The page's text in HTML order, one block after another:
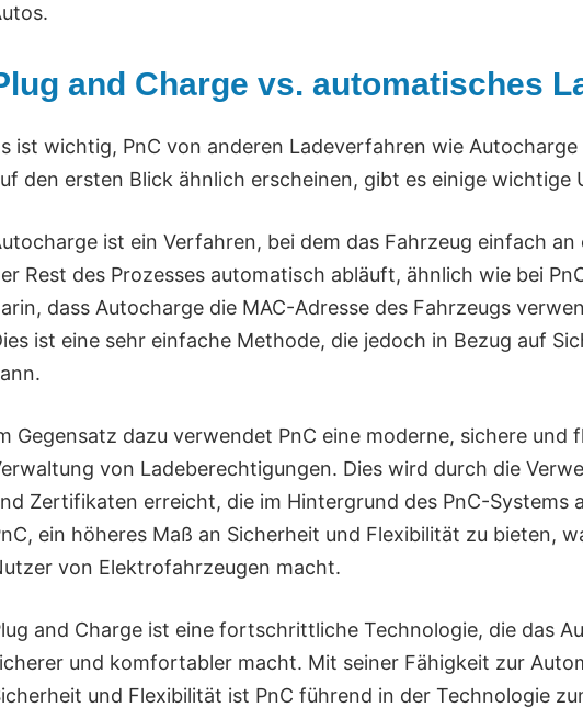
and Charge vs. automatisches
ist wichtig, PnC von anderen Ladeverfahren wie
den ersten Blick ähnlich erscheinen, gibt es einige wichtige
ist ein Verfahren, bei dem das Fahrzeug einfach
Rest des Prozesses automatisch abläuft, ähnlich wie bei
dass Autocharge die MAC-Adresse des Fahrzeugs
ist eine sehr einfache Methode, die jedoch in Bezug auf
Gegensatz dazu verwendet PnC eine moderne, sichere
von Ladeberechtigungen. Dies wird durch die
Zertifikaten erreicht, die im Hintergrund des PnC-Systems
ein höheres Maß an Sicherheit und Flexibilität zu bieten,
von Elektrofahrzeugen macht.
and Charge ist eine fortschrittliche Technologie, die das
und komfortabler macht. Mit seiner Fähigkeit zur
und Flexibilität ist PnC führend in der Technologie